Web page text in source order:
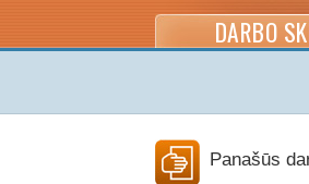
DARBO
Panašūs